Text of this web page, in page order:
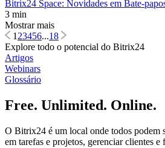
Bitrix24 Space: Novidades em Bate-
3 min
Mostrar mais
123456...18
Explore todo o potencial do Bitrix24
Artigos
Webinars
Glossário
Free. Unlimited. Online.
O Bitrix24 é um local onde todos podem
em tarefas e projetos, gerenciar clientes e